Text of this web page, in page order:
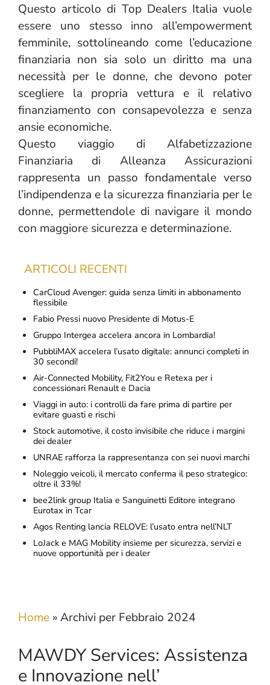
Questo articolo di Top Dealers Italia vuole
essere uno stesso inno all’empowerment
femminile, sottolineando come l’educazione
finanziaria non sia solo un diritto ma una
necessità per le donne, che devono poter
scegliere la propria vettura e il relativo
finanziamento con consapevolezza e senza
ansie economiche.
Questo viaggio di Alfabetizzazione
Finanziaria di Alleanza Assicurazioni
rappresenta un passo fondamentale verso
l’indipendenza e la sicurezza finanziaria per le
donne, permettendole di navigare il mondo
con maggiore sicurezza e determinazione.
ARTICOLI RECENTI
CarCloud Avenger: guida senza limiti in abbonamento
flessibile
Fabio Pressi nuovo Presidente di Motus-E
Gruppo Intergea accelera ancora in Lombardia!
PubbliMAX accelera l’usato digitale: annunci completi in
30 secondi!
Air-Connected Mobility, Fit2You e Retexa per i
concessionari Renault e Dacia
Viaggi in auto: i controlli da fare prima di partire per
evitare guasti e rischi
Stock automotive, il costo invisibile che riduce i margini
dei dealer
UNRAE rafforza la rappresentanza con sei nuovi marchi
Noleggio veicoli, il mercato conferma il peso strategico:
oltre il 33%!
bee2link group Italia e Sanguinetti Editore integrano
Eurotax in Tcar
Agos Renting lancia RELOVE: l’usato entra nell’NLT
LoJack e MAG Mobility insieme per sicurezza, servizi e
nuove opportunità per i dealer
Home »Archivi per Febbraio 2024
MAWDY Services: Assistenza
e Innovazione nell’